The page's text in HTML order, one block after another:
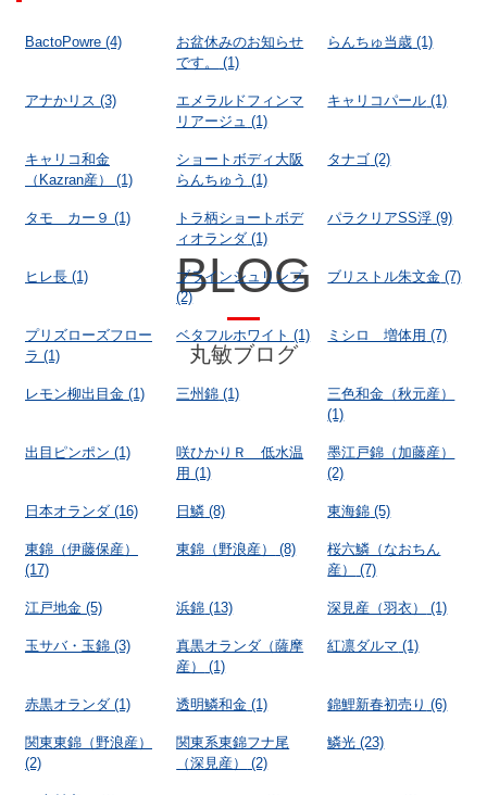
BLOG
丸敏ブログ
BactoPowre (4)
お盆休みのお知らせ
です。
(1)
らんちゅ当歳 (1)
アナかリス (3)
エメラルドフィンマ
リアージュ (1)
キャリコパール (1)
キャリコ和金
（Kazran産）
(1)
ショートボディ大阪
らんちゅう (1)
タナゴ (2)
タモ カー９ (1)
トラ柄ショートボデ
ィオランダ (1)
パラクリアSS浮 (9)
ヒレ長 (1)
ブラインシュリンプ
(2)
ブリストル朱文金 (7)
プリズローズフロー
ラ (1)
ベタフルホワイト (1) ミシロ 増体用 (7)
レモン柳出目金 (1) 三州錦 (1)
三色和金（秋元産）
(1)
出目ピンポン (1)
咲ひかりＲ 低水温
用 (1)
墨江戸錦（加藤産）
(2)
日本オランダ (16) 日鱗 (8) 東海錦 (5)
東錦（伊藤保産）
(17)
東錦（野浪産） (8)
桜六鱗（なおちん
産）
(7)
江戸地金 (5) 浜錦 (13) 深見産（羽衣） (1)
玉サバ・玉錦 (3)
真黒オランダ（薩摩
産）
(1)
紅凛ダルマ (1)
赤黒オランダ (1) 透明鱗和金 (1) 錦鯉新春初売り (6)
関東東錦（野浪産）
(2)
関東系東錦フナ尾
（深見産）
(2)
鱗光 (23)